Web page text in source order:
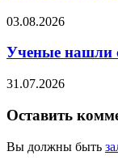
03.08.2026
Ученые нашли
31.07.2026
Оставить
Вы должны быть